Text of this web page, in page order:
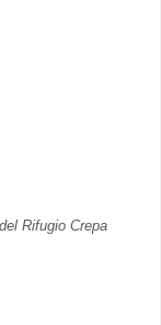
Rifugio Crepa